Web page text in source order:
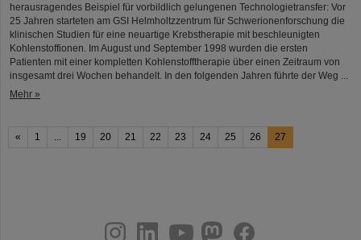
herausragendes Beispiel für vorbildlich gelungenen Technologietransfer: Vor
25 Jahren starteten am GSI Helmholtzzentrum für Schwerionenforschung die
klinischen Studien für eine neuartige Krebstherapie mit beschleunigten
Kohlenstoffionen. Im August und September 1998 wurden die ersten
Patienten mit einer kompletten Kohlenstofftherapie über einen Zeitraum von
insgesamt drei Wochen behandelt. In den folgenden Jahren führte der Weg ...
Mehr »
« 1 19 20 21 22 23 24 25 26 27
youtubehelmholtz.socialfacebook